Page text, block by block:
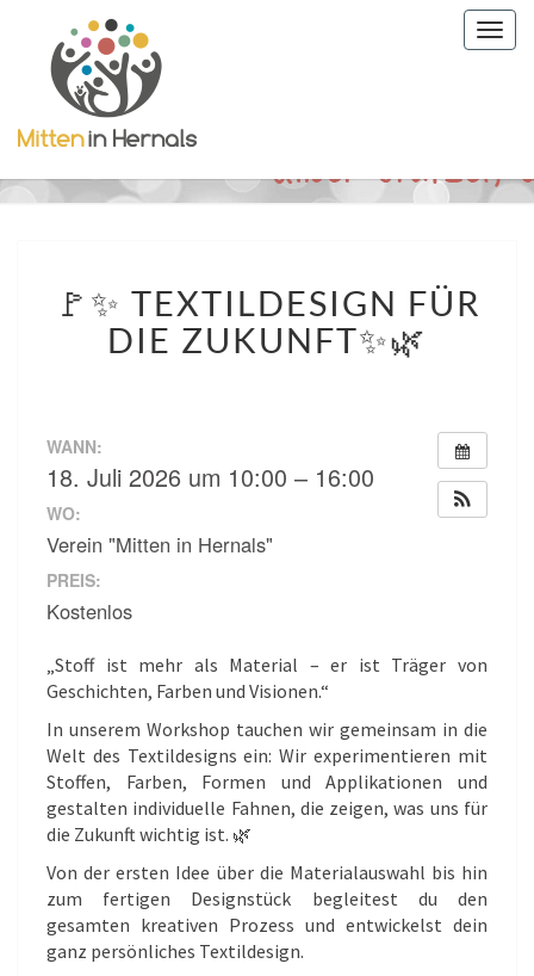
✨
TEXTILDESIGN
FÜR
🚩✨ TEXTILDESIGN FÜR
DIE ZUKUNFT✨🌿
WANN:
18. Juli 2026 um 10:00 – 16:00
WO:
Verein "Mitten in Hernals"
PREIS:
Kostenlos
„Stoff ist mehr als Material – er ist Träger von
Geschichten, Farben und Visionen.“
In unserem Workshop tauchen wir gemeinsam in die
Welt des Textildesigns ein: Wir experimentieren mit
Stoffen, Farben, Formen und Applikationen und
gestalten individuelle Fahnen, die zeigen, was uns für
die Zukunft wichtig ist. 🌿
Von der ersten Idee über die Materialauswahl bis hin
zum fertigen Designstück begleitest du den
gesamten kreativen Prozess und entwickelst dein
ganz persönliches Textildesign.